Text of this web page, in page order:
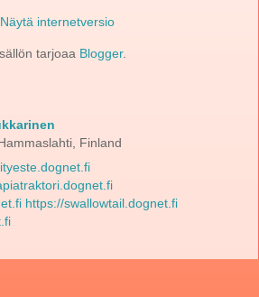
Näytä internetversio
tarjoaa Blogger.
Finland
https://swallowtail.dognet.fi